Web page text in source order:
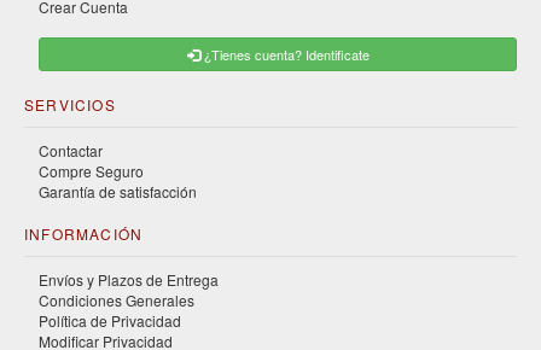
Crear Cuenta
¿Tienes cuenta? Identificate
SERVICIOS
Contactar
Compre Seguro
Garantía de satisfacción
INFORMACIÓN
Envíos y Plazos de Entrega
Condiciones Generales
Política de Privacidad
Modificar Privacidad